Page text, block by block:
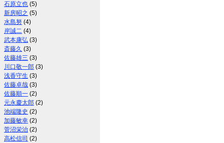
石原立也 (5)
新房昭之 (5)
水島努 (4)
岸誠二 (4)
武本康弘 (3)
斎藤久 (3)
佐藤雄三 (3)
川口敬一郎 (3)
浅香守生 (3)
佐藤卓哉 (3)
佐藤順一 (2)
元永慶太郎 (2)
池端隆史 (2)
加藤敏幸 (2)
菅沼栄治 (2)
高松信司 (2)